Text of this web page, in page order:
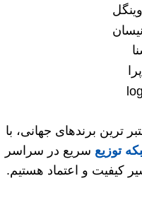
ترین برندهای جهانی، با
توزیع سریع در سراسر
کیفیت و اعتماد هستیم.